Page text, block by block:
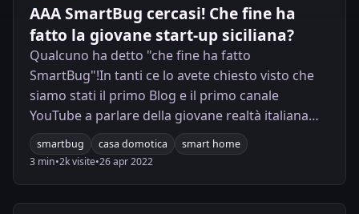
AAA SmartBug cercasi! Che fine ha
fatto la giovane start-up siciliana?
Qualcuno ha detto "che fine ha fatto
SmartBug"!In tanti ce lo avete chiesto visto che
siamo stati il primo Blog e il primo canale
YouTube a parlare della giovane realtà italiana
ormai quasi un anno fa.
smartbug casa domotica
smart home
3 min•2k visite•26 apr 2022